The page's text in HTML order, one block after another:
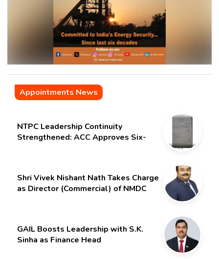
Appointments News
NTPC Leadership Continuity
Strengthened: ACC Approves Six-
Shri Vivek Nishant Nath Takes Charge
as Director (Commercial) of NMDC
GAIL Boosts Leadership with S.K.
Sinha as Finance Head